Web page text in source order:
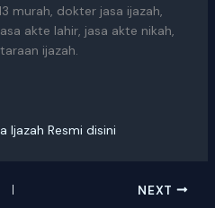
murah, dokter jasa ijazah,
akte lahir, jasa akte nikah,
ijazah.
Ijazah Resmi disini
NEXT